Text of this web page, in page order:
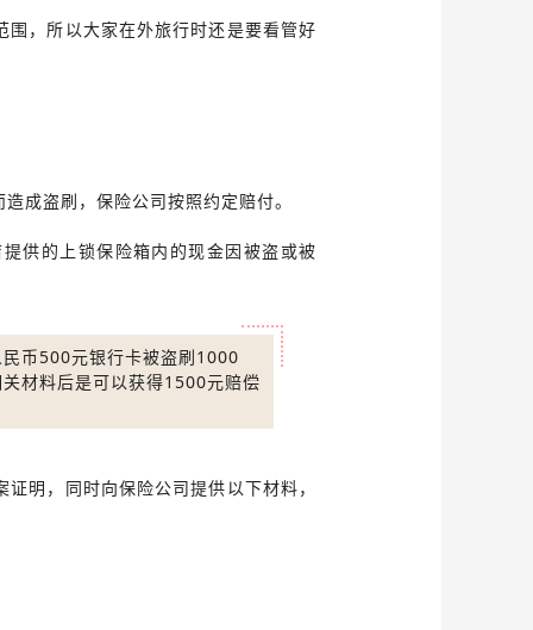
围，所以大家在外旅行时还是要看管好
成盗刷，保险公司按照约定赔付。
供的上锁保险箱内的现金因被盗或被
币500元银行卡被盗刷1000
材料后是可以获得1500元赔偿
明，同时向保险公司提供以下材料，